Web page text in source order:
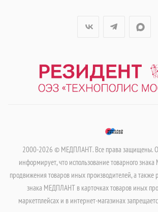
2000-2026 © МЕДПЛАНТ. Все права защищены.
информирует, что использование товарного
продвижения товаров иных производителей, а также
знака МЕДПЛАНТ в карточках товаров иных
маркетплейсах и в интернет-магазинах